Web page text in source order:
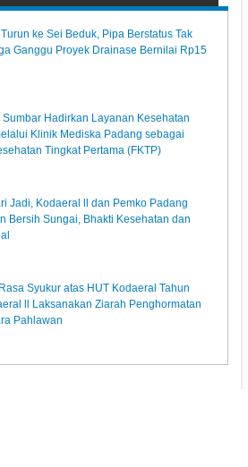
ke Sei Beduk, Pipa Berstatus Tak
Ganggu Proyek Drainase Bernilai Rp15
Sumbar Hadirkan Layanan Kesehatan
Klinik Mediska Padang sebagai
Tingkat Pertama (FKTP)
Jadi, Kodaeral ll dan Pemko Padang
Bersih Sungai, Bhakti Kesehatan dan
Syukur atas HUT Kodaeral Tahun
ll Laksanakan Ziarah Penghormatan
Pahlawan